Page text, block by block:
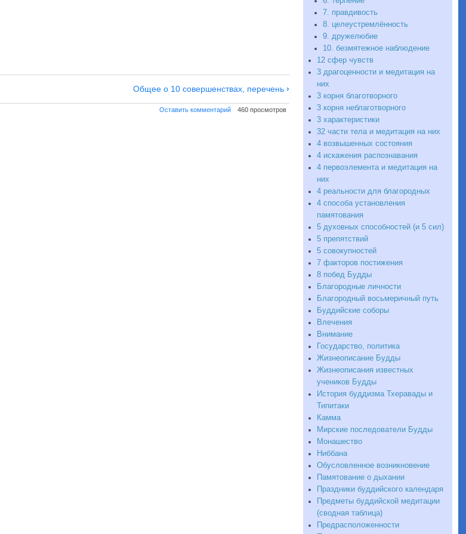
Общее о 10 совершенствах, перечень›
Оставить комментарий 460 просмотров
7. правдивость
8. целеустремлённость
9. дружелюбие
10. безмятежное наблюдение
12 сфер чувств
3 драгоценности и медитация на
них
3 корня благотворного
3 корня неблаготворного
3 характеристики
32 части тела и медитация на них
4 возвышенных состояния
4 искажения распознавания
4 первоэлемента и медитация на
них
4 реальности для благородных
4 способа установления
памятования
5 духовных способностей (и 5 сил)
5 препятствий
5 совокупностей
7 факторов постижения
8 побед Будды
Благородные личности
Благородный восьмеричный путь
Буддийские соборы
Влечения
Внимание
Государство, политика
Жизнеописание Будды
Жизнеописания известных
учеников Будды
История буддизма Тхеравады и
Типитаки
Камма
Мирские последователи Будды
Монашество
Ниббана
Обусловленное возникновение
Памятование о дыхании
Праздники буддийского календаря
Предметы буддийской медитации
(сводная таблица)
Предрасположенности